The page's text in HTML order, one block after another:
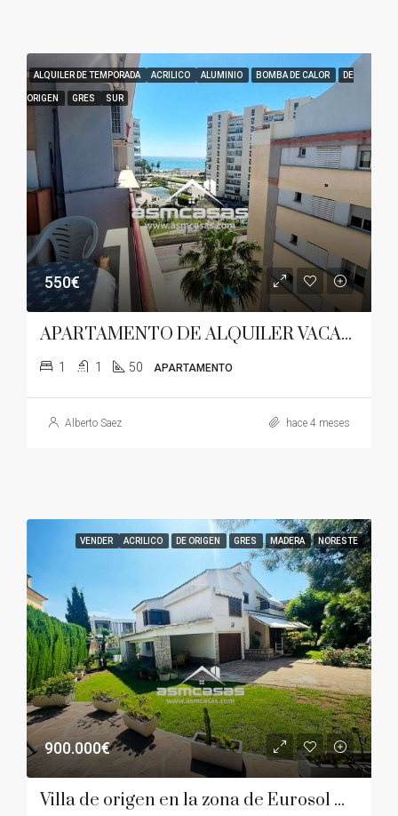
ALQUILER DE TEMPORADA ACRILICO ALUMINIO BOMBA DE CALOR DE
ORIGEN GRES SUR
550€
APARTAMENTO DE ALQUILER VACACIONAL EN ZONA TORREÓN
1 1 50 APARTAMENTO
Alberto Saez hace 4 meses
VENDER ACRILICO DE ORIGEN GRES MADERA NORESTE
900.000€
Villa de origen en la zona de Eurosol muy cerca de la playa